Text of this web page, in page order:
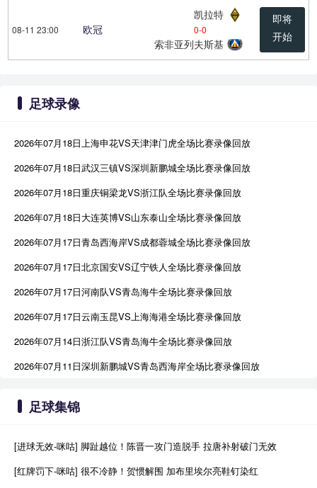
08-11 23:00 欧冠
凯拉特
0-0
索非亚列夫斯基
即将
开始
足球录像
2026年07月18日上海申花VS天津津门虎全场比赛录像回放
2026年07月18日武汉三镇VS深圳新鹏城全场比赛录像回放
2026年07月18日重庆铜梁龙VS浙江队全场比赛录像回放
2026年07月18日大连英博VS山东泰山全场比赛录像回放
2026年07月17日青岛西海岸VS成都蓉城全场比赛录像回放
2026年07月17日北京国安VS辽宁铁人全场比赛录像回放
2026年07月17日河南队VS青岛海牛全场比赛录像回放
2026年07月17日云南玉昆VS上海海港全场比赛录像回放
2026年07月14日浙江队VS青岛海牛全场比赛录像回放
2026年07月11日深圳新鹏城VS青岛西海岸全场比赛录像回放
足球集锦
[进球无效-咪咕] 脚趾越位！陈晋一攻门造脱手 拉唐补射破门无效
[红牌罚下-咪咕] 很不冷静！贺惯解围 加布里埃尔亮鞋钉染红